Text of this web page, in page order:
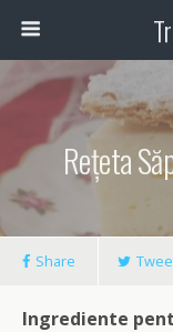
Rețeta
Share
Ingrediente